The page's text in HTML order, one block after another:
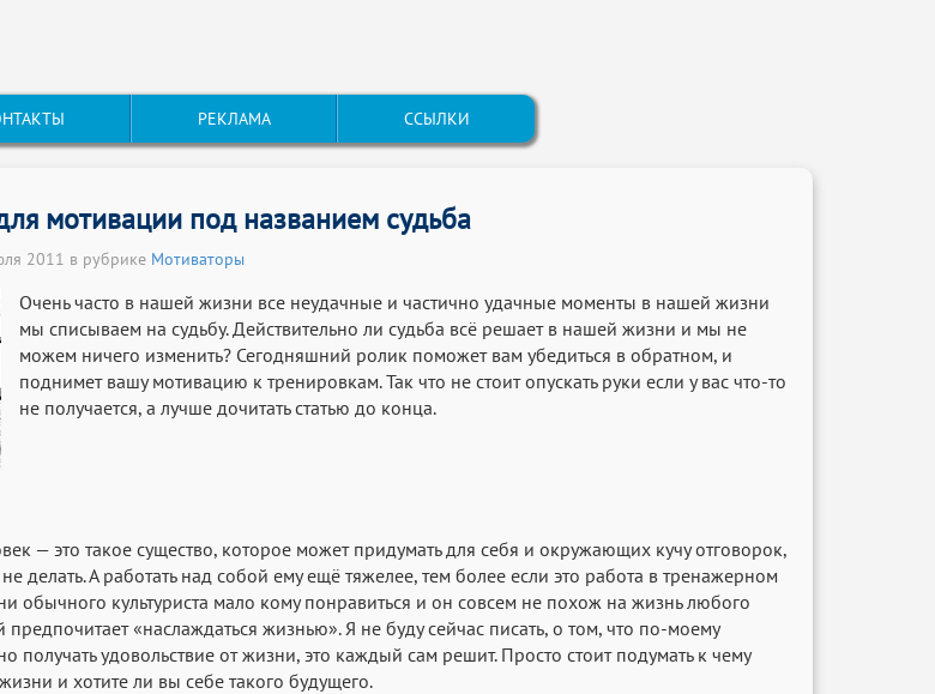
РЕКЛАМА ССЫЛКИ
мотивации под названием судьба
2011 в рубрике Мотиваторы
Очень часто в нашей жизни все неудачные и частично удачные моменты в нашей жизни
мы списываем на судьбу. Действительно ли судьба всё решает в нашей жизни и мы не
можем ничего изменить? Сегодняшний ролик поможет вам убедиться в обратном, и
поднимет вашу мотивацию к тренировкам. Так что не стоит опускать руки если у вас что-то
не получается, а лучше дочитать статью до конца.
— это такое существо, которое может придумать для себя и окружающих кучу отговорок,
делать. А работать над собой ему ещё тяжелее, тем более если это работа в тренажерном
обычного культуриста мало кому понравиться и он совсем не похож на жизнь любого
«наслаждаться жизнью». Я не буду сейчас писать, о том, что по-моему
получать удовольствие от жизни, это каждый сам решит. Просто стоит подумать к чему
и хотите ли вы себе такого будущего.